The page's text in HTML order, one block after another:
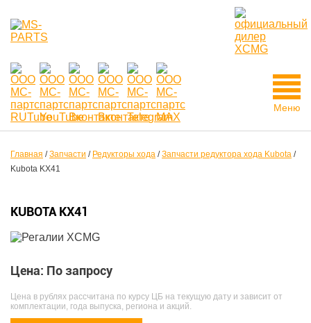
Меню
Главная /Запчасти / Редукторы хода /Запчасти редуктора хода Kubota /
Kubota KX41
KUBOTA KX41
Цена: По запросу
Цена в рублях рассчитана по курсу ЦБ на текущую дату и зависит от
комплектации, года выпуска, региона и акций.